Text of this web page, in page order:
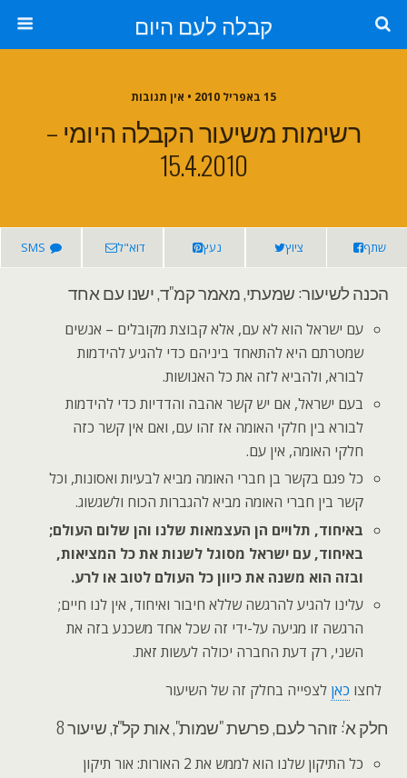
קבלה לעם היום
15 באפריל 2010 • אין תגובות
רשימות משיעור הקבלה היומי –
15.4.2010
שתף ציוץ נעץ דוא"ל SMS
הכנה לשיעור: שמעתי, מאמר קמ"ד, ישנו עם אחד
עם ישראל הוא לא עם, אלא קבוצת מקובלים – אנשים
שמטרתם היא להתאחד ביניהם כדי להגיע להידמות
לבורא, ולהביא לזה את כל האנושות.
בעם ישראל, אם יש קשר אהבה והדדיות כדי להידמות
לבורא בין חלקי האומה אז זהו עם, ואם אין קשר כזה
חלקי האומה, אין עם.
כל פגם בקשר בן חברי האומה מביא לבעיות ואסונות, וכל
קשר בין חברי האומה מביא להגברות הכוח ולשגשוג.
באיחוד, תלויים הן העצמאות שלנו והן שלום העולם;
באיחוד, עם ישראל מסוגל לשנות את כל המציאות,
ובזה הוא משנה את כיוון כל העולם לטוב או לרע.
עלינו להגיע להרגשה שללא חיבור ואיחוד, אין לנו חיים;
הרגשה זו מגיעה על-ידי זה שכל אחד משכנע בזה את
השני, רק דעת החברה יכולה לעשות זאת.
לחצו כאן לצפייה בחלק זה של השיעור
חלק א': זוהר לעם, פרשת "שמות", אות קל"ז, שיעור 8
כל התיקון שלנו הוא לממש את 2 האורות: אור תיקון